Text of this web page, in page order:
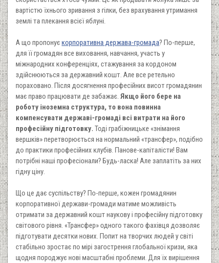
вартістю їхнього зривання з гілки, без врахування утримання
землі та плекання всієї яблуні.
А що пропонуєкорпоративна держава-громада? По-перше,
для її громадян все виховання, навчання, участь у
міжнародних конференціях, стажування за кордоном
здійснюються за державний кошт. Але все ретельно
пораховано. Після досягнення професійних висот громадянин
має право працювати де забажає. Якщо його бере на
роботу іноземна структура, то вона повинна
компенсувати державі-громаді всі витрати на його
професійну підготовку. Тоді грабіжницьке «знімання
вершків» перетворюється на нормальний «трансфер», подібно
до практики професійних клубів. Панове-капіталісти! Вам
потрібні наші професіонали? Будь-ласка! Але заплатіть за них
гідну ціну.
Що це дає суспільству? По-перше, кожен громадянин
корпоративної держави-громади матиме можливість
отримати за державний кошт наукову і професійну підготовку
світового рівня. «Трансфер» одного такого фахівця дозволяє
підготувати десятки нових. Попит на творчих людей у світі
стабільно зростає по мірі загострення глобальної кризи, яка
щодня породжує нові масштабні проблеми. Для їх вирішення